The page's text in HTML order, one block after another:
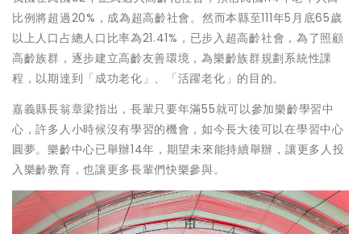
比例將超過20%，成為超高齡社會。然而本縣至111年5月底65歲
以上人口占總人口比率為21.41%，已步入超高齡社會，為了照顧
高齡族群，逐步建立高齡友善環境，為樂齡族群規劃系統性課
程，以期達到「成功老化」、「活躍老化」的目的。
嘉義縣長翁章梁指出，長輩只要年滿55就可以參加樂齡學習中
心，許多人小時候沒有學習的機會，如今長大後可以在學習中心
圓夢。樂齡中心已舉辦14年，期望未來能持續舉辦，讓更多人投
入樂齡教育，也讓更多長輩們快樂參與。